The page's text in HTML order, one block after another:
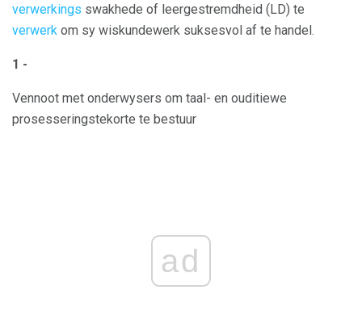
verwerkings swakhede of leergestremdheid (LD) te
verwerk om sy wiskundewerk suksesvol af te handel.
1 -
Vennoot met onderwysers om taal- en ouditiewe
prosesseringstekorte te bestuur
ad